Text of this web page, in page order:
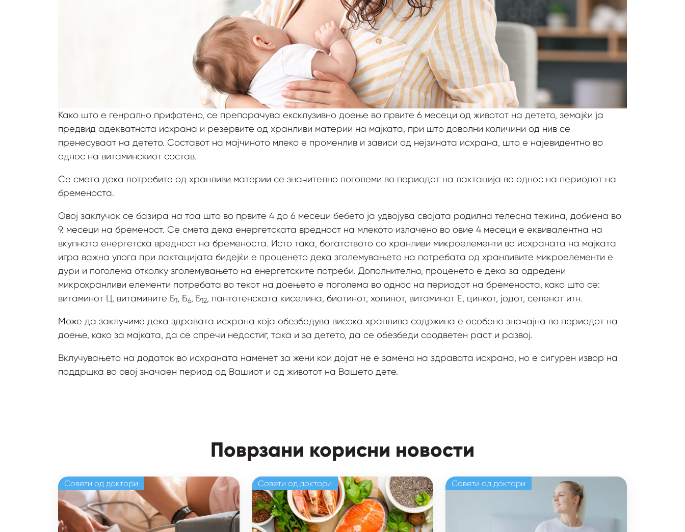
Како што е генрално прифатено, се препорачува ексклузивно доење во првите 6 месеци од животот на детето, земајќи ја
предвид адекватната исхрана и резервите од хранливи материи на мајката, при што доволни количини од нив се
пренесуваат на детето. Составот на мајчиното млеко е променлив и зависи од нејзината исхрана, што е најевидентно во
однос на витаминскиот состав.
Се смета дека потребите од хранливи материи се значително поголеми во периодот на лактација во однос на периодот на
бременоста.
Овој заклучок се базира на тоа што во првите 4 до 6 месеци бебето ја удвојува својата родилна телесна тежина, добиена во
9. месеци на бременост. Се смета дека енергетската вредност на млекото излачено во овие 4 месеци е еквивалентна на
вкупната енергетска вредност на бременоста. Исто така, богатството со хранливи микроелементи во исхраната на мајката
игра важна улога при лактацијата бидејќи е проценето дека зголемувањето на потребата од хранливите микроелементи е
дури и поголема отколку зголемувањето на енергетските потреби. Дополнително, проценето е дека за одредени
микрохранливи елементи потребата во текот на доењето е поголема во однос на периодот на бременоста, како што се:
витаминот Ц, витамините Б1, Б6, Б12, пантотенската киселина, биотинот, холинот, витаминот Е, цинкот, јодот, селенот итн.
Може да заклучиме дека здравата исхрана која обезбедува висока хранлива содржина е особено значајна во периодот на
доење, како за мајката, да се спречи недостиг, така и за детето, да се обезбеди соодветен раст и развој.
Вклучувањето на додаток во исхраната наменет за жени кои дојат не е замена на здравата исхрана, но е сигурен извор на
поддршка во овој значаен период од Вашиот и од животот на Вашето дете.
Поврзани корисни новости
Совети од доктори Совети од доктори Совети од доктори